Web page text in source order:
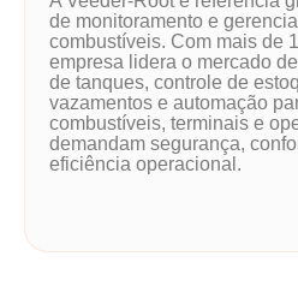
de monitoramento e
combustíveis. Com mais de
empresa lidera o mercado
de tanques, controle de
vazamentos e automação
combustíveis, terminais e
demandam segurança,
eficiência operacional.